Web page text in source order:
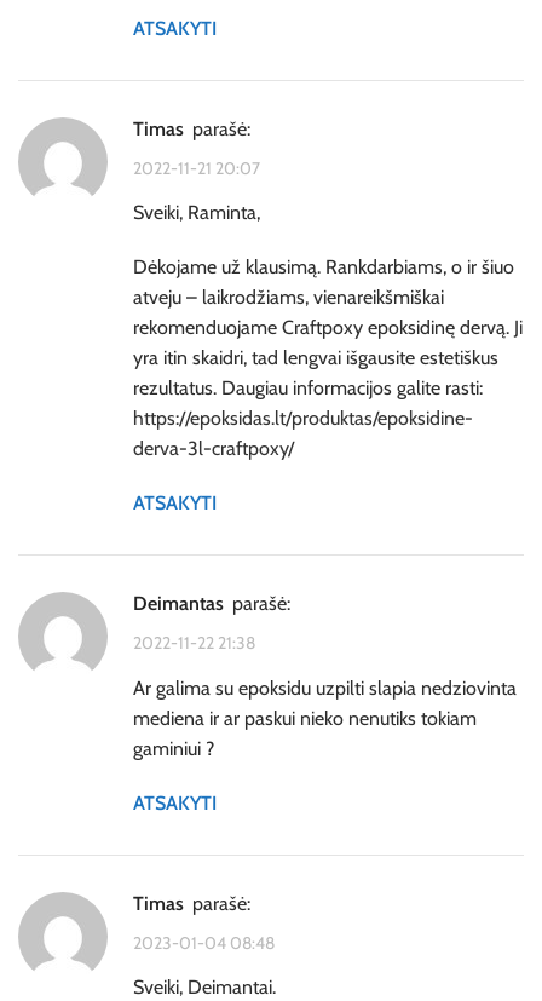
ATSAKYTI
timas parašė:
2022-11-21 20:07
Sveiki, Raminta,
Dėkojame už klausimą. Rankdarbiams, o ir šiuo
atveju – laikrodžiams, vienareikšmiškai
rekomenduojame Craftpoxy epoksidinę dervą. Ji
yra itin skaidri, tad lengvai išgausite estetiškus
rezultatus. Daugiau informacijos galite rasti:
https://epoksidas.lt/produktas/epoksidine-
derva-3l-craftpoxy/
ATSAKYTI
Deimantas parašė:
2022-11-22 21:38
Ar galima su epoksidu uzpilti slapia nedziovinta
mediena ir ar paskui nieko nenutiks tokiam
gaminiui ?
ATSAKYTI
timas parašė:
2023-01-04 08:48
Sveiki, Deimantai.